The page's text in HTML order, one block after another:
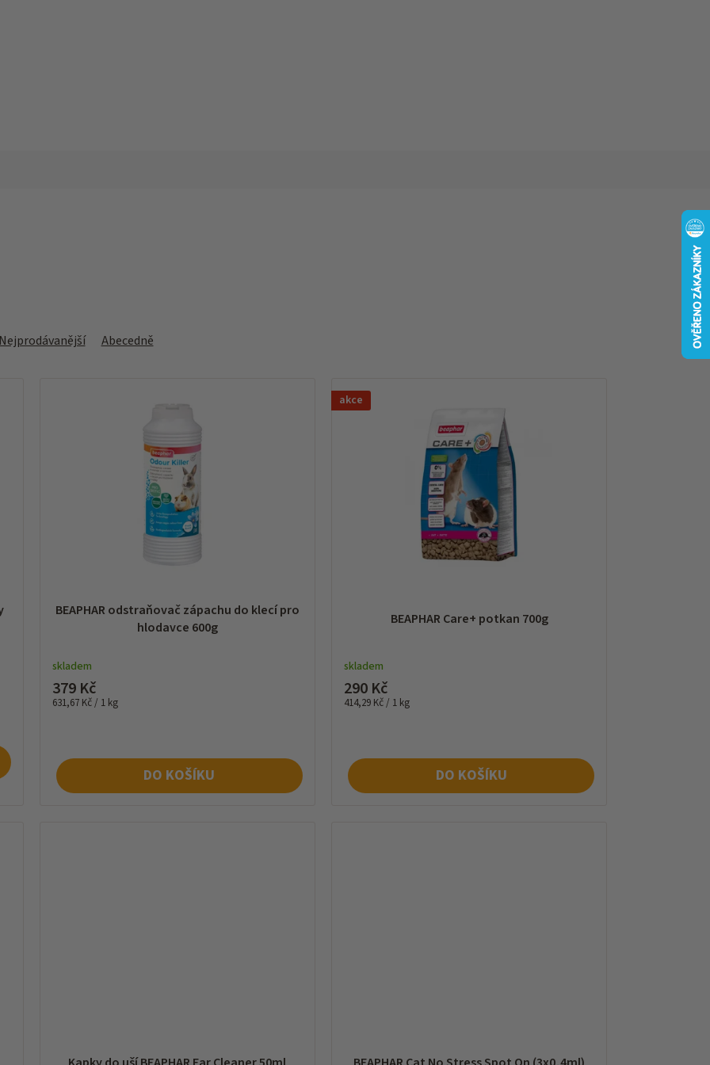
Nejprodávanější Abecedně
BEAPHAR odstraňovač zápachu do klecí pro
hlodavce 600g
skladem
379 Kč
Měrná
631,67 Kč / 1 kg
DO KOŠÍKU
akce
BEAPHAR Care+ potkan 700g
skladem
290 Kč
Měrná
414,29 Kč / 1 kg
DO KOŠÍKU